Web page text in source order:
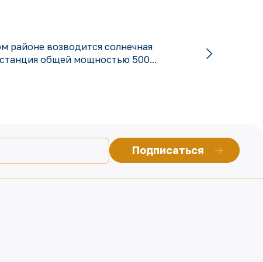
районе возводится солнечная
общей мощностью 500...
Подписаться